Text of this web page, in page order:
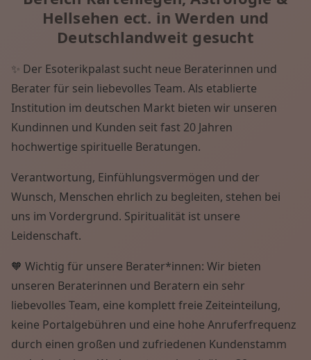
Hellsehen ect. in Werden und
Deutschlandweit gesucht
✨ Der Esoterikpalast sucht neue Beraterinnen und
Berater für sein liebevolles Team. Als etablierte
Institution im deutschen Markt bieten wir unseren
Kundinnen und Kunden seit fast 20 Jahren
hochwertige spirituelle Beratungen.
Verantwortung, Einfühlungsvermögen und der
Wunsch, Menschen ehrlich zu begleiten, stehen bei
uns im Vordergrund. Spiritualität ist unsere
Leidenschaft.
🧡 Wichtig für unsere Berater*innen: Wir bieten
unseren Beraterinnen und Beratern ein sehr
liebevolles Team, eine komplett freie Zeiteinteilung,
keine Portalgebühren und eine hohe Anruferfrequenz
durch einen großen und zufriedenen Kundenstamm